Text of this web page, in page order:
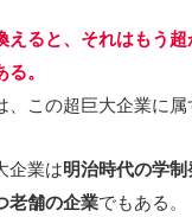
ると、それはもう
。
この超巨大企業に
企業は明治時代の学
老舗の企業でもある。